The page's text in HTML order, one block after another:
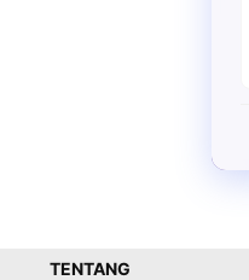
TENTANG